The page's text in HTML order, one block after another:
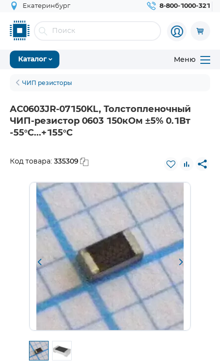
Екатеринбург 8-800-1000-321
Каталог Меню
ЧИП резисторы
AC0603JR-07150KL, Толстопленочный
ЧИП-резистор 0603 150кОм ±5% 0.1Вт
-55°С...+155°С
Код товара: 335309